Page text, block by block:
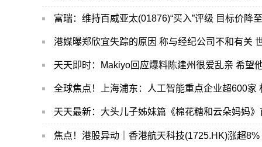
富瑞：维持百威亚太(01876)“买入”评级 目标价降
港媒曝郑欣宜失踪的原因 称与经纪公司不和有关
天天即时：Makiyo回应爆料陈建州很爱乱亲 希望
全球焦点！上海浦东：人工智能重点企业超600家
天天最新：大头儿子姊妹篇《棉花糖和云朵妈妈